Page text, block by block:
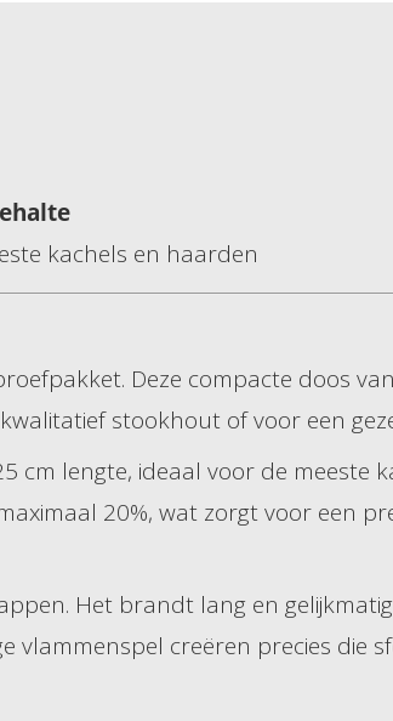
kachels en haarden
Deze compacte doos
stookhout of voor een
cm lengte, ideaal voor de meeste
20%, wat zorgt voor een
Het brandt lang en
creëren precies die